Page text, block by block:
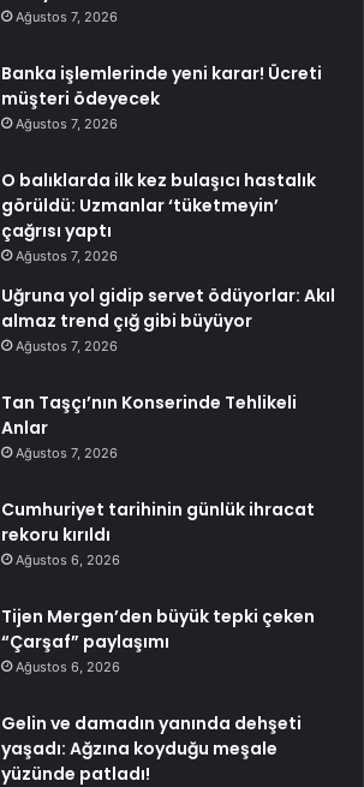
Ağustos 7, 2026
Banka işlemlerinde yeni karar! Ücreti
müşteri ödeyecek
Ağustos 7, 2026
O balıklarda ilk kez bulaşıcı hastalık
görüldü: Uzmanlar ‘tüketmeyin’
çağrısı yaptı
Ağustos 7, 2026
Uğruna yol gidip servet ödüyorlar: Akıl
almaz trend çığ gibi büyüyor
Ağustos 7, 2026
Tan Taşçı’nın Konserinde Tehlikeli
Anlar
Ağustos 7, 2026
Cumhuriyet tarihinin günlük ihracat
rekoru kırıldı
Ağustos 6, 2026
Tijen Mergen’den büyük tepki çeken
“Çarşaf” paylaşımı
Ağustos 6, 2026
Gelin ve damadın yanında dehşeti
yaşadı: Ağzına koyduğu meşale
yüzünde patladı!